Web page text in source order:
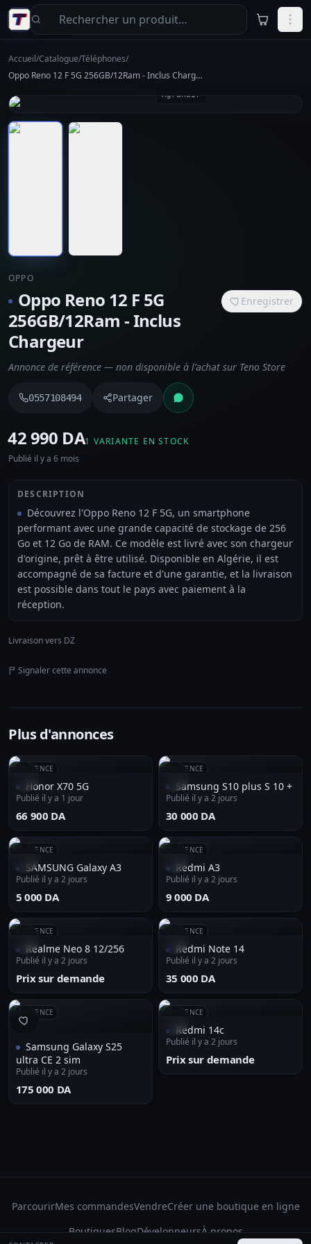
Aller au contenu principal
Accueil/Catalogue/Téléphones/
Oppo Reno 12 F 5G 256GB/12Ram - Inclus Chargeur
Agrandir
OPPO
Oppo Reno 12 F 5G
256GB/12Ram - Inclus
Chargeur
Enregistrer
Annonce de référence — non disponible à l’achat sur Teno Store
0557108494 Partager
⁦42 990 DA⁩1 VARIANTE EN STOCK
Publié il y a 6 mois
DESCRIPTION
Découvrez l'Oppo Reno 12 F 5G, un smartphone
performant avec une grande capacité de stockage de 256
Go et 12 Go de RAM. Ce modèle est livré avec son chargeur
d'origine, prêt à être utilisé. Disponible en Algérie, il est
accompagné de sa facture et d'une garantie, et la livraison
est possible dans tout le pays avec paiement à la
réception.
Livraison vers DZ
Signaler cette annonce
Plus d'annonces
RÉFÉRENCE
Honor X70 5G
Publié il y a 1 jour
⁦66 900 DA⁩
RÉFÉRENCE
Samsung S10 plus S 10 +
Publié il y a 2 jours
⁦30 000 DA⁩
RÉFÉRENCE
SAMSUNG Galaxy A3
Publié il y a 2 jours
⁦5 000 DA⁩
RÉFÉRENCE
Redmi A3
Publié il y a 2 jours
⁦9 000 DA⁩
RÉFÉRENCE
Realme Neo 8 12/256
Publié il y a 2 jours
Prix sur demande
RÉFÉRENCE
Redmi Note 14
Publié il y a 2 jours
⁦35 000 DA⁩
RÉFÉRENCE
Samsung Galaxy S25
ultra CE 2 sim
Publié il y a 2 jours
⁦175 000 DA⁩
RÉFÉRENCE
Redmi 14c
Publié il y a 2 jours
Prix sur demande
ParcourirMes commandesVendreCréer une boutique en ligne
BoutiquesBlogDéveloppeursÀ propos